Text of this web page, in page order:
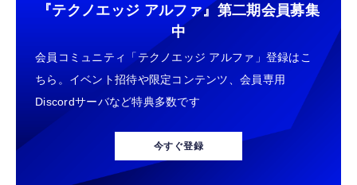
『テクノエッジ アルファ』 第二期会員募集
中
会員コミュニティ「テクノエッジ アルファ」登録はこ
ちら。イベント招待や限定コンテンツ、会員専用
Discordサーバなど特典多数です
今すぐ登録